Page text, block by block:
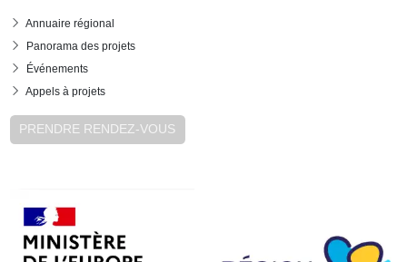
Annuaire régional
Panorama des projets
Événements
Appels à projets
PRENDRE RENDEZ-VOUS